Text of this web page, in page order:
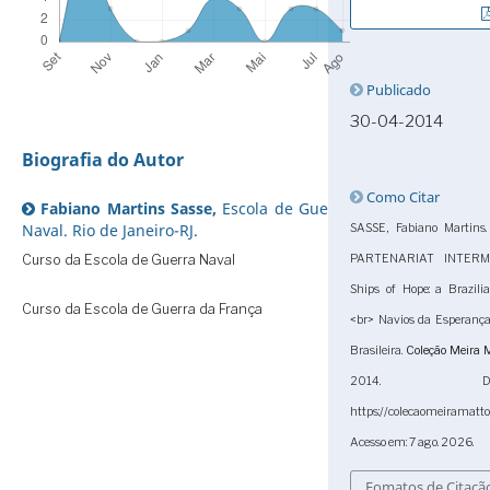
Biografia do Autor
Fabiano Martins Sasse, Escola de Guerra
Naval. Rio de Janeiro-RJ.
Curso da Escola de Guerra Naval
Curso da Escola de Guerra da França
Publicado
30-04-2014
Como Citar
SASSE, Fabiano
PARTENARIAT
Ships of Hope: a
<br> Navios da
Brasileira. Coleção Meira
2014.
https://
Acesso em: 7 ago. 2026.